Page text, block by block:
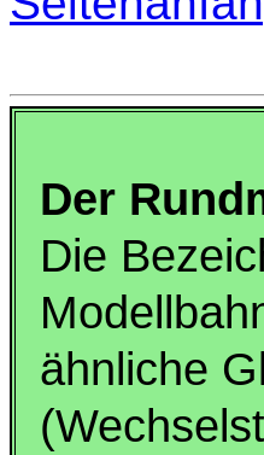
Der
Die
ähnliche